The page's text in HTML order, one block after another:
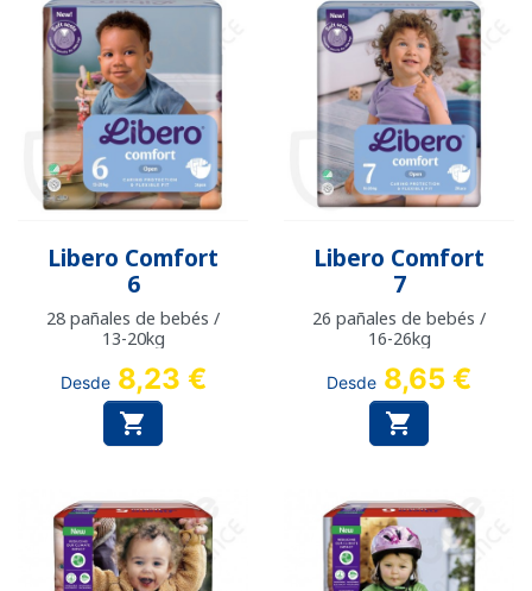
Libero Comfort
6
28 pañales de bebés /
13-20kg
Desde 8,23 €

Libero Comfort
7
26 pañales de bebés /
16-26kg
Desde 8,65 €
